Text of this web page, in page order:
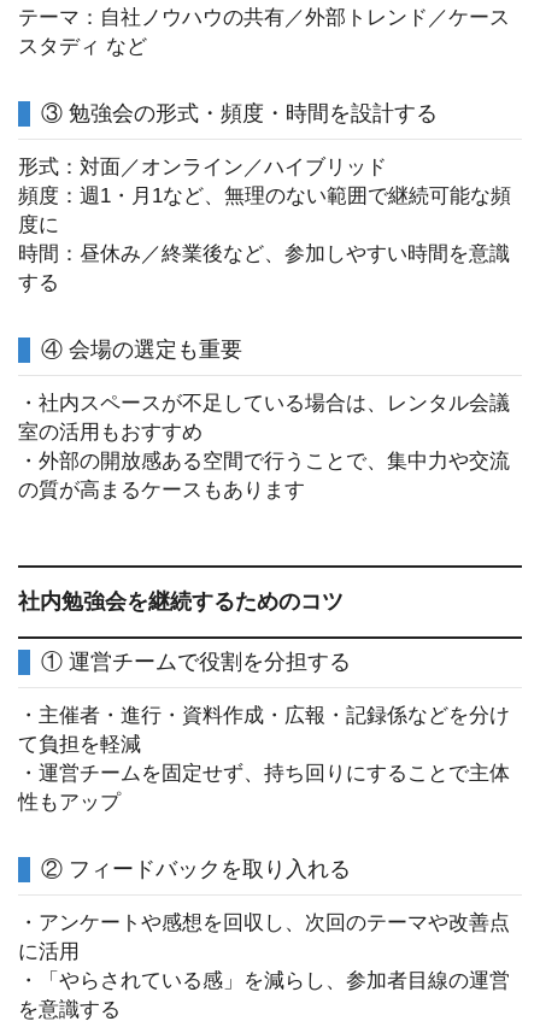
テーマ：自社ノウハウの共有／外部トレンド／ケース
スタディ など
③ 勉強会の形式・頻度・時間を設計する
形式：対面／オンライン／ハイブリッド
頻度：週1・月1など、無理のない範囲で継続可能な頻
度に
時間：昼休み／終業後など、参加しやすい時間を意識
する
④ 会場の選定も重要
・社内スペースが不足している場合は、レンタル会議
室の活用もおすすめ
・外部の開放感ある空間で行うことで、集中力や交流
の質が高まるケースもあります
社内勉強会を継続するためのコツ
① 運営チームで役割を分担する
・主催者・進行・資料作成・広報・記録係などを分け
て負担を軽減
・運営チームを固定せず、持ち回りにすることで主体
性もアップ
② フィードバックを取り入れる
・アンケートや感想を回収し、次回のテーマや改善点
に活用
・「やらされている感」を減らし、参加者目線の運営
を意識する